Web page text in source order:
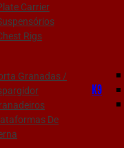
Carrier
Rigs
Granadas /
De
K9